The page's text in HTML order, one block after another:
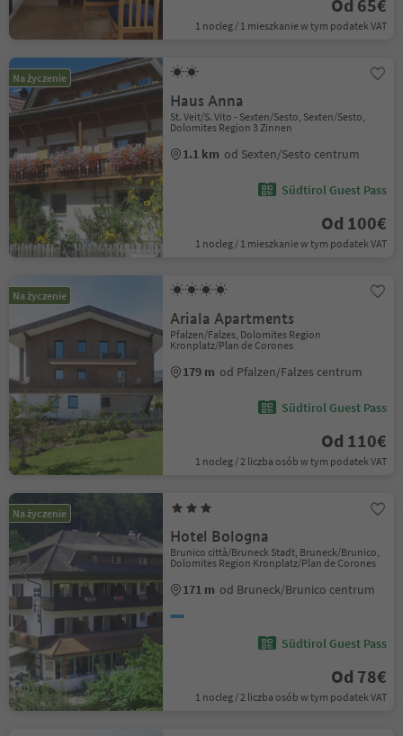
Od 65€
1 nocleg / 1 mieszkanie w tym podatek VAT
Na życzenie
Haus Anna
St. Veit/S. Vito - Sexten/Sesto, Sexten/Sesto,
Dolomites Region 3 Zinnen
1.1 km od Sexten/Sesto centrum
Südtirol Guest Pass
Od 100€
1 nocleg / 1 mieszkanie w tym podatek VAT
Na życzenie
Ariala Apartments
Pfalzen/Falzes, Dolomites Region
Kronplatz/Plan de Corones
179 m od Pfalzen/Falzes centrum
Südtirol Guest Pass
Od 110€
1 nocleg / 2 liczba osób w tym podatek VAT
Na życzenie
Hotel Bologna
Brunico città/Bruneck Stadt, Bruneck/Brunico,
Dolomites Region Kronplatz/Plan de Corones
171 m od Bruneck/Brunico centrum
Südtirol Guest Pass
Od 78€
1 nocleg / 2 liczba osób w tym podatek VAT